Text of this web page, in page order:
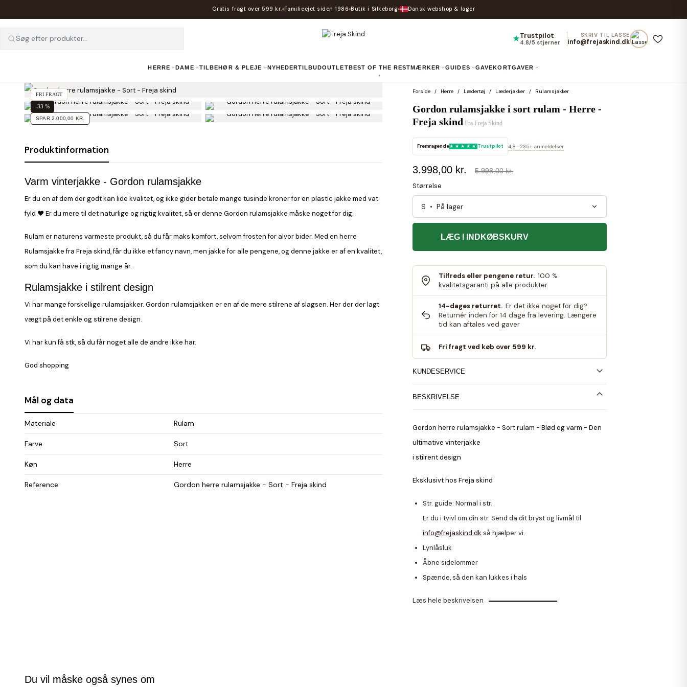
Gratis fragt over 599 kr. Familieejet siden 1986 Butik i Silkeborg Dansk webshop & lager
Søg efter produkter... ★Trustpilot
4.8/5 stjerner
SKRIV TIL LASSE
info@frejaskind.dk
HERRE DAME TILBEHØR & PLEJE NYHEDER TILBUD OUTLET BEST OF THE REST MÆRKER GUIDES GAVEKORT GAVER
-33 %
FRI FRAGT
SPAR 2.000,00 KR.
Produktinformation
Varm vinterjakke - Gordon rulamsjakke
Er du en af dem der godt kan lide kvalitet, og ikke gider betale mange tusinde kroner for en plastic jakke med vat
fyld ♥ Er du mere til det naturlige og rigtig kvalitet, så er denne Gordon rulamsjakke måske noget for dig.
Rulam er naturens varmeste produkt, så du får maks komfort, selvom frosten for alvor bider. Med en herre
Rulamsjakke fra Freja skind, får du ikke et fancy navn, men jakke for alle pengene, og denne jakke er af en kvalitet,
som du kan have i rigtig mange år.
Rulamsjakke i stilrent design
Vi har mange forskellige rulamsjakker. Gordon rulamsjakken er en af de mere stilrene af slagsen. Her der der lagt
vægt på det enkle og stilrene design.
Vi har kun få stk, så du får noget alle de andre ikke har.
God shopping
Mål og data
Materiale Rulam
Farve Sort
Køn Herre
Reference Gordon herre rulamsjakke - Sort - Freja skind
Forside Herre Lædertøj Læderjakker Rulamsjakker
Gordon rulamsjakke i sort rulam - Herre -
Freja skind Fra Freja Skind
Fremragende Trustpilot 4,8 · 235+ anmeldelser
3.998,00 kr. 5.998,00 kr.
Størrelse
LÆG I INDKØBSKURV
Tilfreds eller pengene retur. 100 %
kvalitetsgaranti på alle produkter.
14-dages returret. Er det ikke noget for dig?
Returnér inden for 14 dage fra levering. Længere
tid kan aftales ved gaver
Fri fragt ved køb over 599 kr.
KUNDESERVICE
BESKRIVELSE
Gordon herre rulamsjakke - Sort rulam - Blød og varm - Den
ultimative vinterjakke
i stilrent design
Eksklusivt hos Freja skind
Str. guide: Normal i str.
Er du i tvivl om din str. Send da dit bryst og livmål til
info@frejaskind.dk så hjælper vi.
Lynlåsluk
Åbne sidelommer
Spænde, så den kan lukkes i hals
Læs hele beskrivelsen
Du vil måske også synes om